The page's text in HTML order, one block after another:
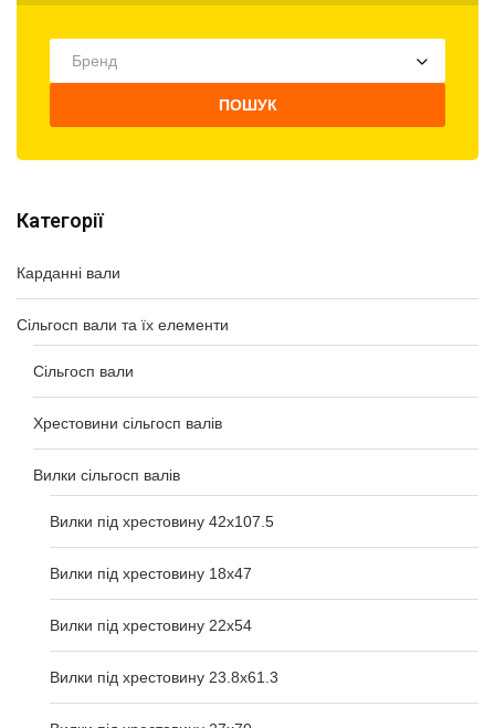
Бренд
ПОШУК
Категорії
Карданні вали
Сільгосп вали та їх елементи
Сільгосп вали
Хрестовини сільгосп валів
Вилки сільгосп валів
Вилки під хрестовину 42x107.5
Вилки під хрестовину 18х47
Вилки під хрестовину 22х54
Вилки під хрестовину 23.8х61.3